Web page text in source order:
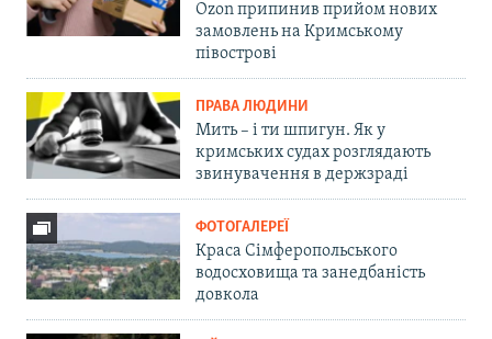
Ozon припинив прийом нових
замовлень на Кримському
півострові
ПРАВА ЛЮДИНИ
Мить – і ти шпигун. Як у
кримських судах розглядають
звинувачення в держзраді
ФОТОГАЛЕРЕЇ
Краса Сімферопольського
водосховища та занедбаність
довкола